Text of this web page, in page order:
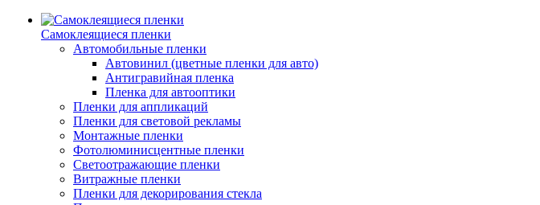
Самоклеящиеся пленки
Автомобильные пленки
Автовинил (цветные пленки для авто)
Антигравийная пленка
Пленка для автооптики
Пленки для аппликаций
Пленки для световой рекламы
Монтажные пленки
Фотолюминисцентные пленки
Светоотражающие пленки
Витражные пленки
Пленки для декорирования стекла